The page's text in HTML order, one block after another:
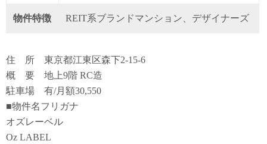
物件特徴 REIT系ブランドマンション、デザイナーズ
住 所 東京都江東区森下2-15-6
概 要 地上9階 RC造
駐車場 有/月額30,550
■物件名フリガナ
オズレーベル
Oz LABEL